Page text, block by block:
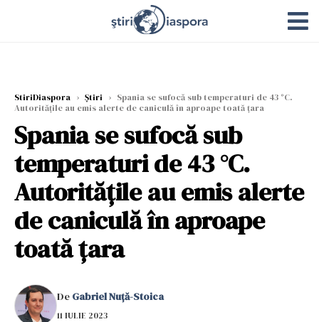
StiriDiaspora › Știri › Spania se sufocă sub temperaturi de 43 °C.
Autoritățile au emis alerte de caniculă în aproape toată țara
Spania se sufocă sub
temperaturi de 43 °C.
Autoritățile au emis alerte
de caniculă în aproape
toată țara
De Gabriel Nuță-Stoica
11 IULIE 2023